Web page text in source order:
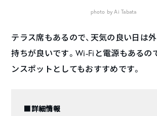
photo by Ai Tabata
テラス席もあるので、天気の良い日は
持ちが良いです。Wi-Fiと電源もあるの
ンスポットとしてもおすすめです。
■詳細情報